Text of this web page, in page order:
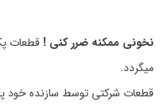
نخونی ممکنه ضرر کنی !
میگردد.
قطعات شرکتی توسط سازنده خود